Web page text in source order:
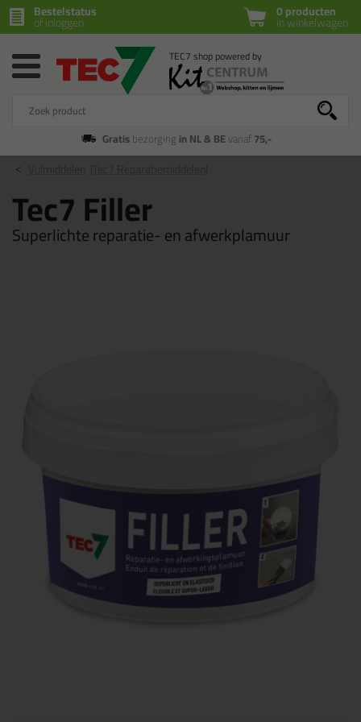
0 producten
in winkelwagen
Bestelstatus
of inloggen
Gratisbezorging in NL & BEvanaf75,-
Tec7 Filler
Superlichte reparatie- en afwerkplamuur